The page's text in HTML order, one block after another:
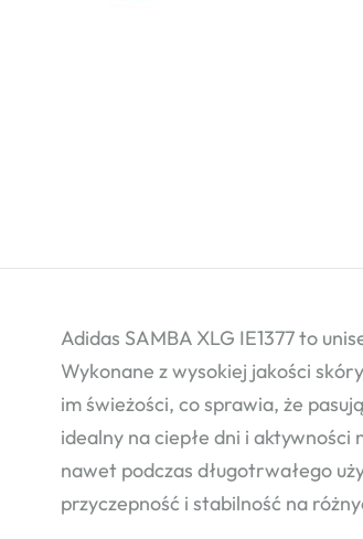
Adidas SAMBA XLG IE1377 to
Wykonane z wysokiej jakości
im świeżości, co sprawia, że
idealny na ciepłe dni i
nawet podczas długotrwałego
przyczepność i stabilność na